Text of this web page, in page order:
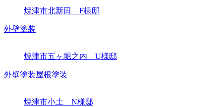
焼津市北新田 F様邸
外壁塗装
焼津市五ヶ堀之内 U様邸
外壁塗装屋根塗装
焼津市小土 N様邸